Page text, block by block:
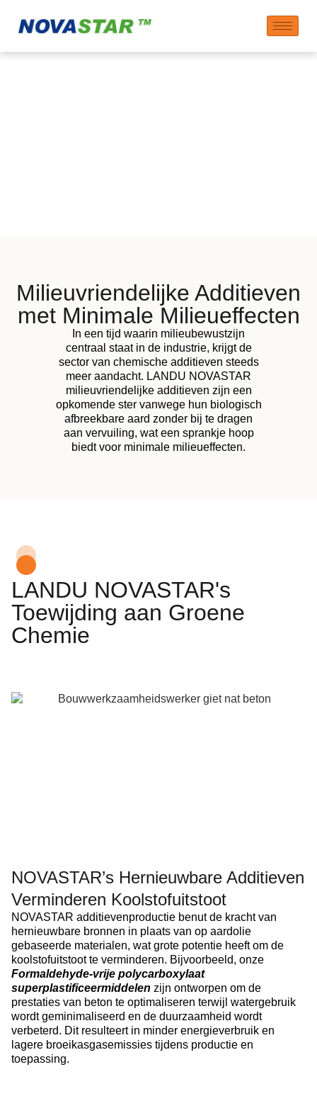
Milieuvriendelijke Additieven
met Minimale Milieueffecten
In een tijd waarin milieubewustzijn
centraal staat in de industrie, krijgt de
sector van chemische additieven steeds
meer aandacht. LANDU NOVASTAR
milieuvriendelijke additieven zijn een
opkomende ster vanwege hun biologisch
afbreekbare aard zonder bij te dragen
aan vervuiling, wat een sprankje hoop
biedt voor minimale milieueffecten.
LANDU NOVASTAR's
Toewijding aan Groene
Chemie
NOVASTAR’s Hernieuwbare Additieven
Verminderen Koolstofuitstoot
NOVASTAR additievenproductie benut de kracht van
hernieuwbare bronnen in plaats van op aardolie
gebaseerde materialen, wat grote potentie heeft om de
koolstofuitstoot te verminderen. Bijvoorbeeld, onze
Formaldehyde-vrije polycarboxylaat
superplastificeermiddelen zijn ontworpen om de
prestaties van beton te optimaliseren terwijl watergebruik
wordt geminimaliseerd en de duurzaamheid wordt
verbeterd. Dit resulteert in minder energieverbruik en
lagere broeikasgasemissies tijdens productie en
toepassing.